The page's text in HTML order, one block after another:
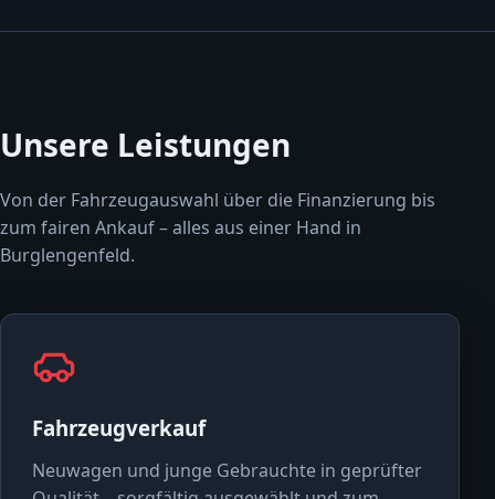
Unsere Leistungen
Von der Fahrzeugauswahl über die Finanzierung bis
zum fairen Ankauf – alles aus einer Hand in
Burglengenfeld.
Fahrzeugverkauf
Neuwagen und junge Gebrauchte in geprüfter